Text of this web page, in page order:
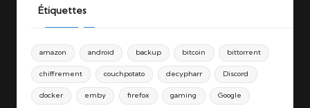
Étiquettes
amazon android backup bitcoin bittorrent
chiffrement couchpotato decypharr Discord
docker emby firefox gaming Google